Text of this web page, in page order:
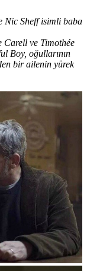
Nic Sheff isimli baba
Carell ve Timothée
Boy, oğullarının
bir ailenin yürek